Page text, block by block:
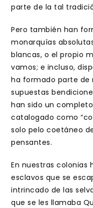
parte de la tal
Pero también han
monarquías
blancas, o el propio
vamos; e incluso,
ha formado parte de
supuestas
han sido un completo
catalogado como
solo pelo coetáneo
pensantes.
En nuestras colonias
esclavos que se
intrincado de las
que se les llamaba